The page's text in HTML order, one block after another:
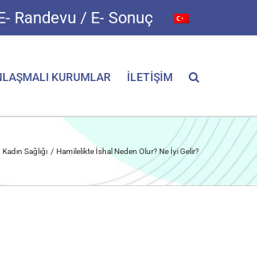
Randevu / E- Sonuç
KURUMLAR İLETİŞİM
Kadın Sağlığı Hamilelikte İshal Neden Olur? Ne İyi Gelir?